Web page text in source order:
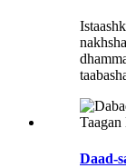
Daad-